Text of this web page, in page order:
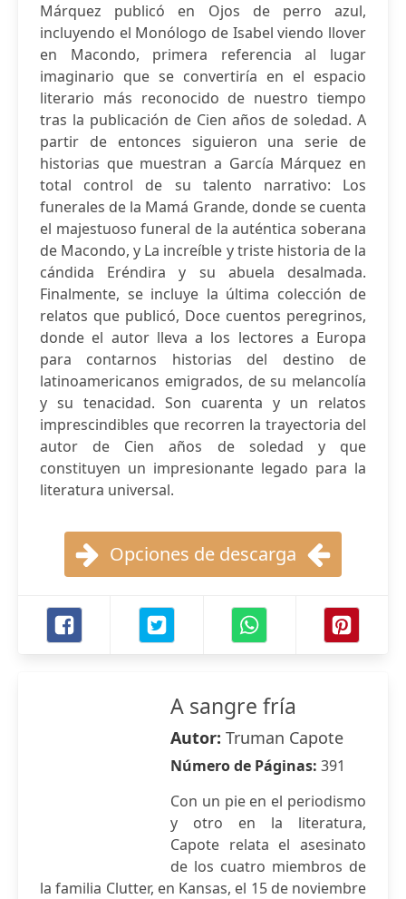
Márquez publicó en Ojos de perro azul,
incluyendo el Monólogo de Isabel viendo llover
en Macondo, primera referencia al lugar
imaginario que se convertiría en el espacio
literario más reconocido de nuestro tiempo
tras la publicación de Cien años de soledad. A
partir de entonces siguieron una serie de
historias que muestran a García Márquez en
total control de su talento narrativo: Los
funerales de la Mamá Grande, donde se cuenta
el majestuoso funeral de la auténtica soberana
de Macondo, y La increíble y triste historia de la
cándida Eréndira y su abuela desalmada.
Finalmente, se incluye la última colección de
relatos que publicó, Doce cuentos peregrinos,
donde el autor lleva a los lectores a Europa
para contarnos historias del destino de
latinoamericanos emigrados, de su melancolía
y su tenacidad. Son cuarenta y un relatos
imprescindibles que recorren la trayectoria del
autor de Cien años de soledad y que
constituyen un impresionante legado para la
literatura universal.
Opciones de descarga
A sangre fría
Autor: Truman Capote
Número de Páginas: 391
Con un pie en el periodismo
y otro en la literatura,
Capote relata el asesinato
de los cuatro miembros de
la familia Clutter, en Kansas, el 15 de noviembre